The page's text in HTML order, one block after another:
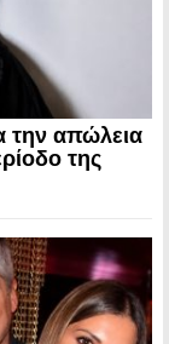
την απώλεια
της